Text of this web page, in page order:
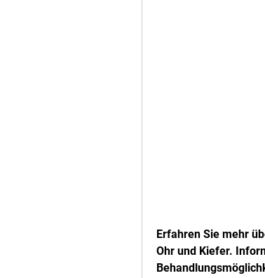
Erfahren Sie mehr
Ohr und Kiefer.